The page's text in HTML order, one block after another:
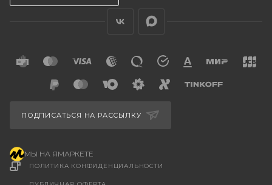
ПОЛИТИКА КОНФИДЕНЦИАЛЬНОСТИ
ПОДПИСАТЬСЯ НА РАССЫЛКУ
МЫ НА ЯМАРКЕТЕ